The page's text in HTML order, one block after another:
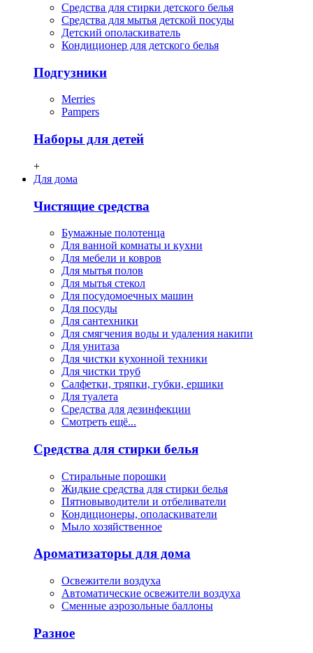
Средства для стирки детского белья
Средства для мытья детской посуды
Детский ополаскиватель
Кондиционер для детского белья
Подгузники
Merries
Pampers
Наборы для детей
+
Для дома
Чистящие средства
Бумажные полотенца
Для ванной комнаты и кухни
Для мебели и ковров
Для мытья полов
Для мытья стекол
Для посудомоечных машин
Для посуды
Для сантехники
Для смягчения воды и удаления накипи
Для унитаза
Для чистки кухонной техники
Для чистки труб
Салфетки, тряпки, губки, ершики
Для туалета
Средства для дезинфекции
Смотреть ещё...
Средства для стирки белья
Стиральные порошки
Жидкие средства для стирки белья
Пятновыводители и отбеливатели
Кондиционеры, ополаскиватели
Мыло хозяйственное
Ароматизаторы для дома
Освежители воздуха
Автоматические освежители воздуха
Сменные аэрозольные баллоны
Разное